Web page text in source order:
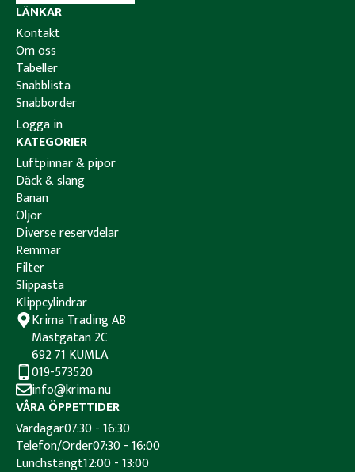
Krima Trading AB
Mastgatan 2C
692 71 KUMLA
019-573520
info@krima.nu
VÅRA ÖPPETTIDER
Vardagar07:30 - 16:30
Telefon/Order07:30 - 16:00
Lunchstängt12:00 - 13:00
KATEGORIER
Luftpinnar & pipor
Däck & slang
Banan
Oljor
Diverse reservdelar
Remmar
Filter
Slippasta
Klippcylindrar
LÄNKAR
Kontakt
Om oss
Tabeller
Snabblista
Snabborder
Logga in